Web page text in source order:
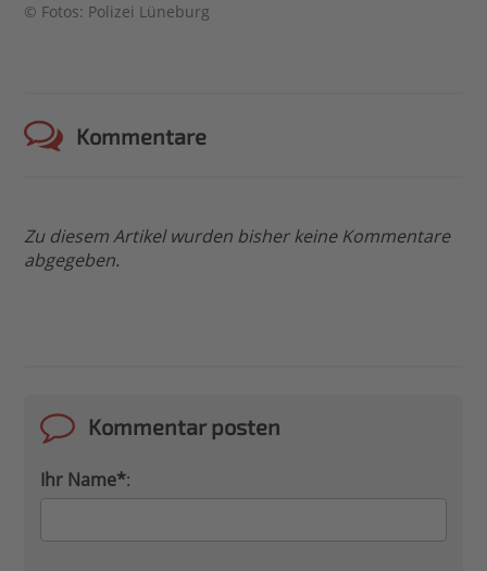
© Fotos: Polizei Lüneburg
Kommentare
Zu diesem Artikel wurden bisher keine Kommentare
abgegeben.
Kommentar posten
Ihr Name*: